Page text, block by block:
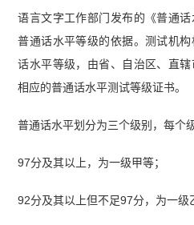
语言文字工作部门发布的《普通
普通话水平等级的依据。测试机
话水平等级，由省、自治区、直
相应的普通话水平测试等级证书。
普通话水平划分为三个级别，每个
97分及其以上，为一级甲等；
92分及其以上但不足97分，为一级